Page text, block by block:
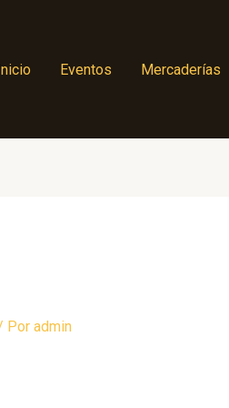
Eventos Mercaderías
Por admin